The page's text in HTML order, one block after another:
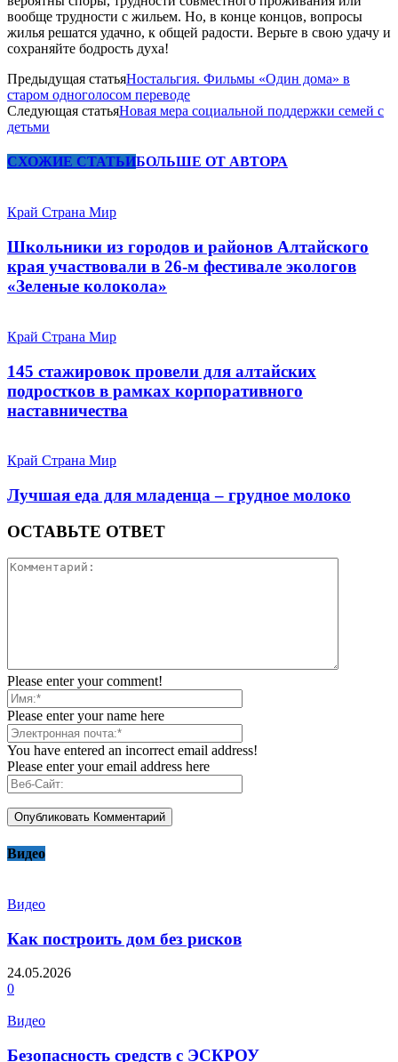
вообще трудности с жильем. Но, в конце концов, вопросы
жилья решатся удачно, к общей радости. Верьте в свою удачу и
сохраняйте бодрость духа!
Предыдущая статьяНостальгия. Фильмы «Один дома» в
старом одноголосом переводе
Следующая статьяНовая мера социальной поддержки семей с
детьми
СХОЖИЕ СТАТЬИБОЛЬШЕ ОТ АВТОРА
Край Страна Мир
Школьники из городов и районов Алтайского
края участвовали в 26-м фестивале экологов
«Зеленые колокола»
Край Страна Мир
145 стажировок провели для алтайских
подростков в рамках корпоративного
наставничества
Край Страна Мир
Лучшая еда для младенца – грудное молоко
ОСТАВЬТЕ ОТВЕТ
Please enter your comment!
Please enter your name here
You have entered an incorrect email address!
Please enter your email address here
Видео
Видео
Как построить дом без рисков
24.05.2026
0
Видео
Безопасность средств с ЭСКРОУ